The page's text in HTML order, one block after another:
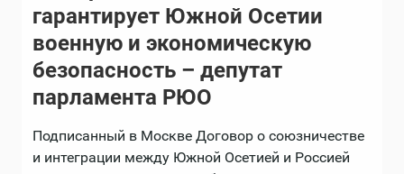
гарантирует Южной Осетии
военную и экономическую
безопасность – депутат
парламента РЮО
Подписанный в Москве Договор о союзничестве
и интеграции между Южной Осетией и Россией